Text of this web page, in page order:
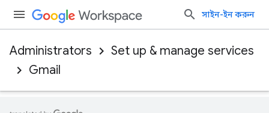
সাইন-ইন করুন
Administrators
Set up & manage services
Gmail